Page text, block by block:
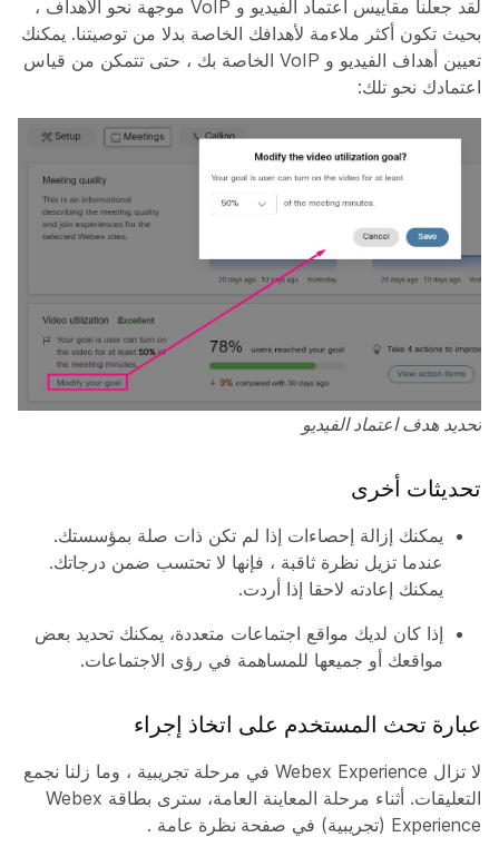
لقد جعلنا مقاييس اعتماد الفيديو و VoIP موجهة نحو الأهداف ،
بحيث تكون أكثر ملاءمة لأهدافك الخاصة بدلا من توصيتنا. يمكنك
تعيين أهداف الفيديو و VoIP الخاصة بك ، حتى تتمكن من قياس
اعتمادك نحو تلك:
تحديد هدف اعتماد الفيديو
تحديثات أخرى
يمكنك إزالة إحصاءات إذا لم تكن ذات صلة بمؤسستك.
عندما تزيل نظرة ثاقبة ، فإنها لا تحتسب ضمن درجاتك.
يمكنك إعادته لاحقا إذا أردت.
إذا كان لديك مواقع اجتماعات متعددة، يمكنك تحديد بعض
مواقعك أو جميعها للمساهمة في رؤى الاجتماعات.
عبارة تحث المستخدم على اتخاذ إجراء
لا تزال Webex Experience في مرحلة تجريبية ، وما زلنا نجمع
التعليقات. أثناء مرحلة المعاينة العامة، سترى بطاقة Webex
Experience (تجريبية) في
صفحة نظرة عامة .